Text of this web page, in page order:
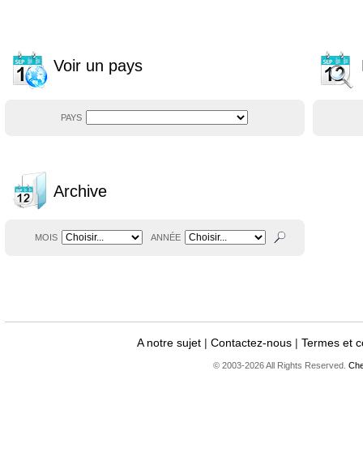
Voir un pays
PAYS
Archive
MOIS ANNÉE
A notre sujet |Contactez-nous |Termes et
© 2003-2026 All Rights Reserved.